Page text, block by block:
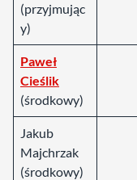
(przyjmując
y)
Paweł
Cieślik
(środkowy)
Jakub
Majchrzak
(środkowy)